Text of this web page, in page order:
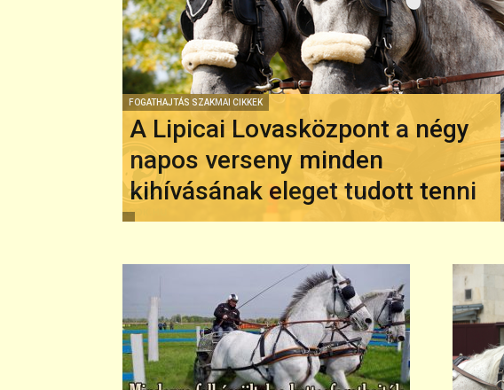
FOGATHAJTÁS SZAKMAI CIKKEK
A Lipicai Lovasközpont a négy
napos verseny minden
kihívásának eleget tudott tenni